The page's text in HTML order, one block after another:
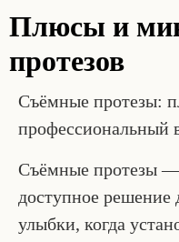
Плюсы и
протезов
Съёмные протезы:
профессиональный
Съёмные протезы
доступное решение
улыбки, когда